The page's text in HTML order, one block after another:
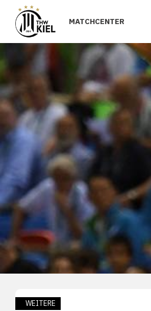
MATCHCENTER
WEITERE